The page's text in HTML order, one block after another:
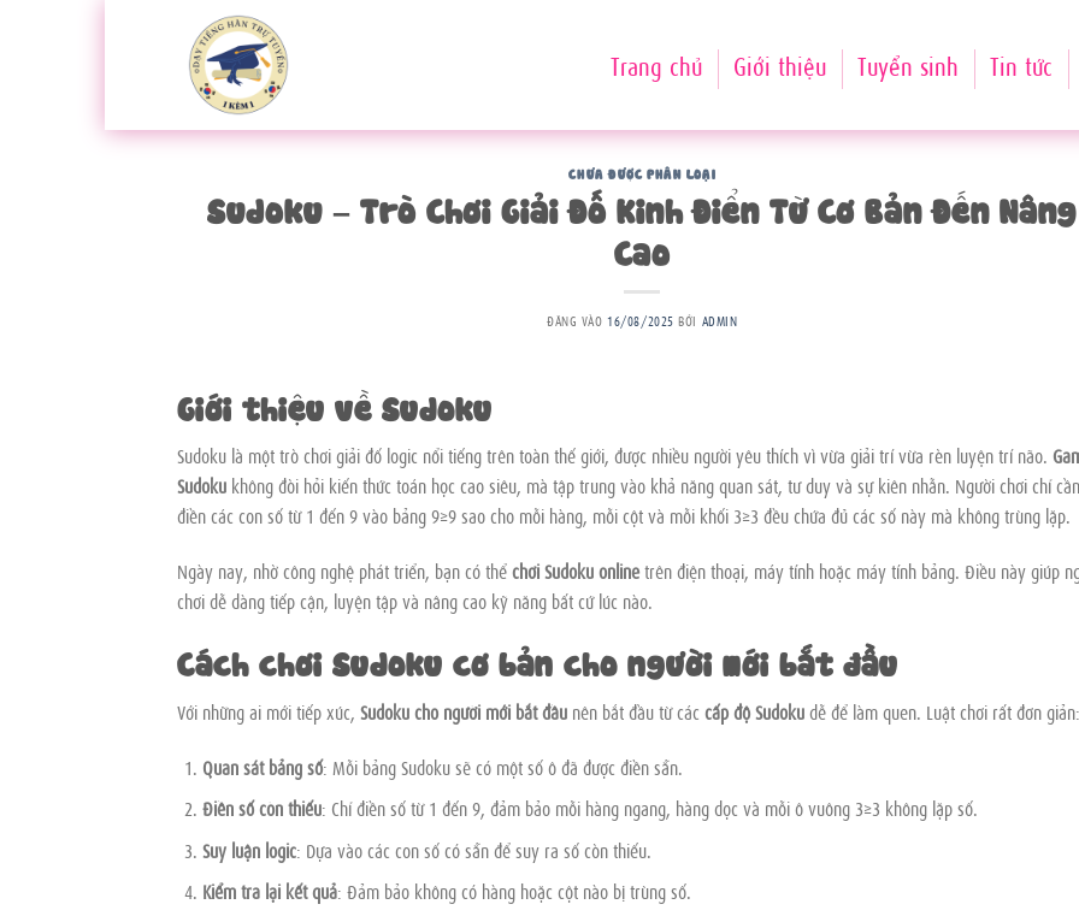
Trang chủ Giới thiệu Tuyển sinh Tin tức
CHƯA ĐƯỢC PHÂN LOẠI
Sudoku – Trò Chơi Giải Đố Kinh Điển Từ Cơ Bản Đến Nâng
Cao
ĐĂNG VÀO16/08/2025 BỞI ADMIN
Giới thiệu về Sudoku
Sudoku là một trò chơi giải đố logic nổi tiếng trên toàn thế giới, được nhiều người yêu thích vì vừa giải trí vừa rèn luyện trí não.
Sudoku không đòi hỏi kiến thức toán học cao siêu, mà tập trung vào khả năng quan sát, tư duy và sự kiên nhẫn. Người chơi chỉ cần
điền các con số từ 1 đến 9 vào bảng 9×9 sao cho mỗi hàng, mỗi cột và mỗi khối 3×3 đều chứa đủ các số này mà không trùng lặp.
Ngày nay, nhờ công nghệ phát triển, bạn có thểchơi Sudoku onlinetrên điện thoại, máy tính hoặc máy tính bảng. Điều này giúp
chơi dễ dàng tiếp cận, luyện tập và nâng cao kỹ năng bất cứ lúc nào.
Cách chơi Sudoku cơ bản cho người mới bắt đầu
Với những ai mới tiếp xúc, Sudoku cho người mới bắt đầu nên bắt đầu từ các cấp độ Sudokudễ để làm quen. Luật chơi rất đơn giản:
Quan sát bảng số: Mỗi bảng Sudoku sẽ có một số ô đã được điền sẵn.
Điền số còn thiếu: Chỉ điền số từ 1 đến 9, đảm bảo mỗi hàng ngang, hàng dọc và mỗi ô vuông 3×3 không lặp số.
Suy luận logic: Dựa vào các con số có sẵn để suy ra số còn thiếu.
Kiểm tra lại kết quả: Đảm bảo không có hàng hoặc cột nào bị trùng số.